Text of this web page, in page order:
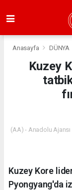
Anasayfa DÜNYA
Kuzey
(AA) - Anadolu Ajansı
Kuzey Kore
Pyongyang'da